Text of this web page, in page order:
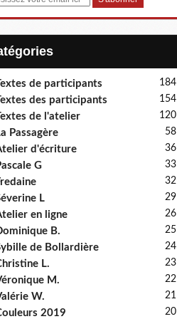
de participants 184
des participants 154
de l'atelier 120
Passagère 58
d'écriture 36
G 33
32
L 29
en ligne 26
B. 25
de Bollardière 24
L. 23
M. 22
W. 21
2019 20